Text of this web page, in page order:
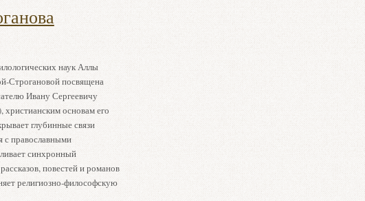
наук Аллы
Строгановой посвящена
Ивану Сергеевичу
христианским основам его
глубинные связи
с православными
синхронный
повестей и романов
религиозно-философскую